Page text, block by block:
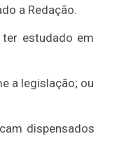
a Redação.
estudado em
a legislação; ou
dispensados